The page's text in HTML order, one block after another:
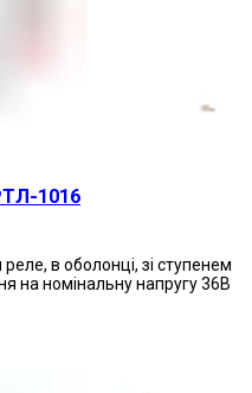
1016
в оболонці, зі ступенем
на номінальну напругу 36В